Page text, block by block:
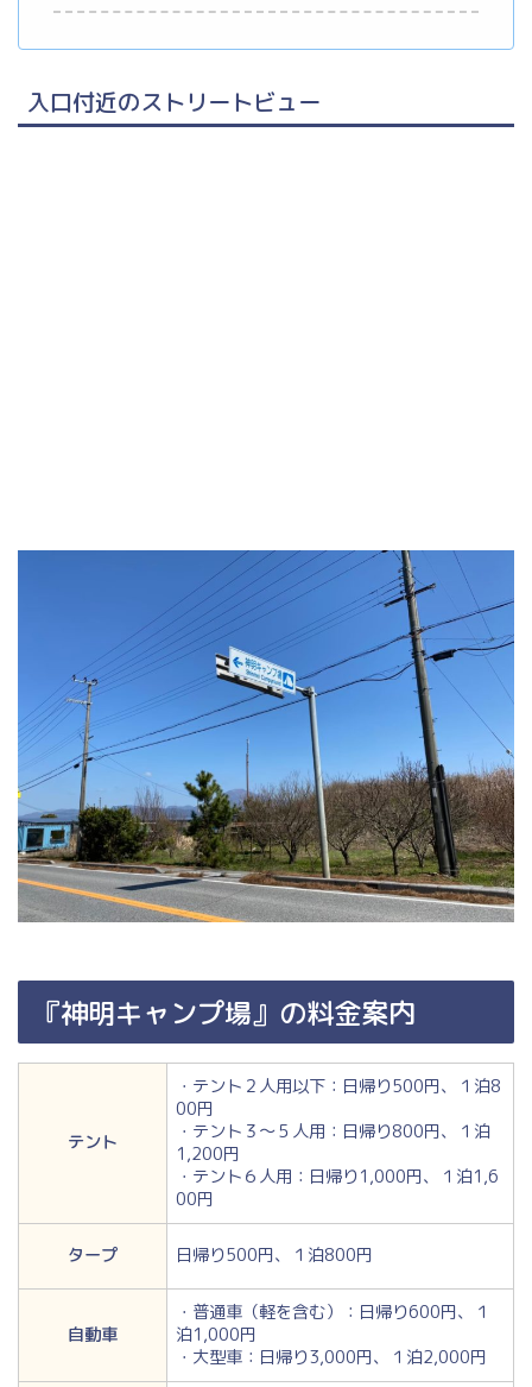
入口付近のストリートビュー
『神明キャンプ場』の料金案内
テント
・テント２人用以下：日帰り500円、１泊8
00円
・テント３～５人用：日帰り800円、１泊
1,200円
・テント６人用：日帰り1,000円、１泊1,6
00円
タープ 日帰り500円、１泊800円
自動車
・普通車（軽を含む）：日帰り600円、１
泊1,000円
・大型車：日帰り3,000円、１泊2,000円